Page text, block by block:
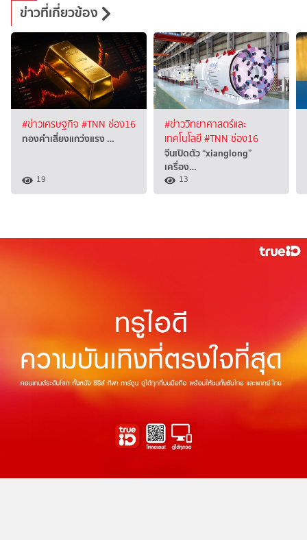
ข่าวที่เกี่ยวข้อง
#ข่าวเศรษฐกิจ #TNN ช่อง16
ทองคำเสี่ยงแกว่งแรง …
19
#ข่าววิทยาศาสตร์และ
เทคโนโลยี#TNN ช่อง16
จีนเปิดตัว “xianglong”
เครื่อง…
13